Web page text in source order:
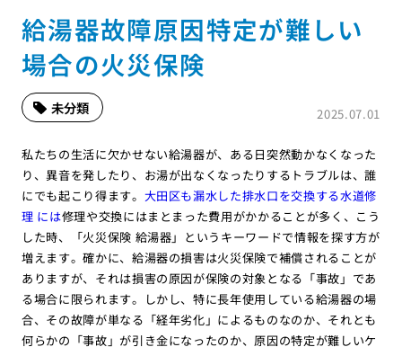
給湯器故障原因特定が難しい
場合の火災保険
2025.07.01
未分類
私たちの生活に欠かせない給湯器が、ある日突然動かなくなった
り、異音を発したり、お湯が出なくなったりするトラブルは、誰
にでも起こり得ます。 大田区も漏水した排水口を交換する水道修
理 には修理や交換にはまとまった費用がかかることが多く、こう
した時、「火災保険 給湯器」というキーワードで情報を探す方が
増えます。確かに、給湯器の損害は火災保険で補償されることが
ありますが、それは損害の原因が保険の対象となる「事故」であ
る場合に限られます。しかし、特に長年使用している給湯器の場
合、その故障が単なる「経年劣化」によるものなのか、それとも
何らかの「事故」が引き金になったのか、原因の特定が難しいケ